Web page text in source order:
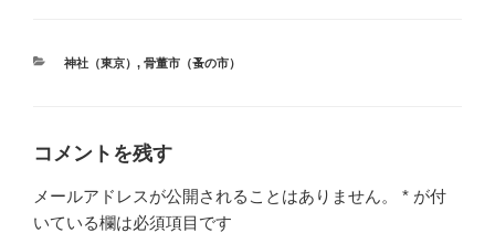
カ
ー
神社（東京） , 骨董市（蚤の市）
コメントを残す
メールアドレスが公開されることはありません。 * が付
いている欄は必須項目です